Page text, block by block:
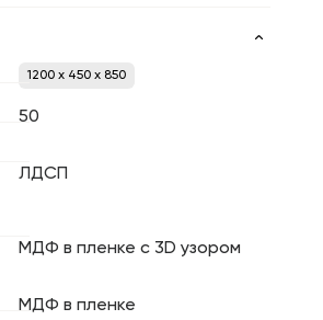
1200 x 450 x 850
50
ЛДСП
МДФ в пленке с 3D узором
МДФ в пленке